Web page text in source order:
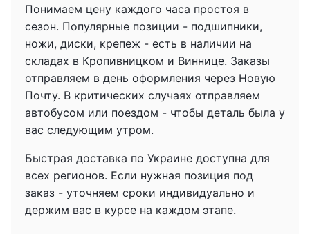
Понимаем цену каждого часа простоя в
сезон. Популярные позиции - подшипники,
ножи, диски, крепеж - есть в наличии на
складах в Кропивницком и Виннице. Заказы
отправляем в день оформления через Новую
Почту. В критических случаях отправляем
автобусом или поездом - чтобы деталь была у
вас следующим утром.
Быстрая доставка по Украине доступна для
всех регионов. Если нужная позиция под
заказ - уточняем сроки индивидуально и
держим вас в курсе на каждом этапе.